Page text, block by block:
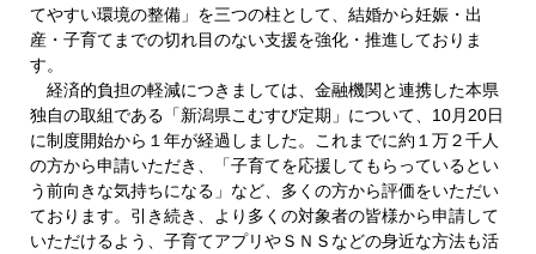
てやすい環境の整備」を三つの柱として、結婚から妊娠・出
産・子育てまでの切れ目のない支援を強化・推進しておりま
す。
経済的負担の軽減につきましては、金融機関と連携した本県
独自の取組である「新潟県こむすび定期」について、10月20日
に制度開始から１年が経過しました。これまでに約１万２千人
の方から申請いただき、「子育てを応援してもらっているとい
う前向きな気持ちになる」など、多くの方から評価をいただい
ております。引き続き、より多くの対象者の皆様から申請して
いただけるよう、子育てアプリやＳＮＳなどの身近な方法も活